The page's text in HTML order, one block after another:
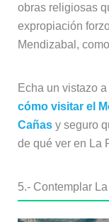
obras religiosas
expropiación
Mendizabal,
Echa un vistazo a
cómo visitar el
Cañasy seguro
de qué ver en La
5.- Contemplar